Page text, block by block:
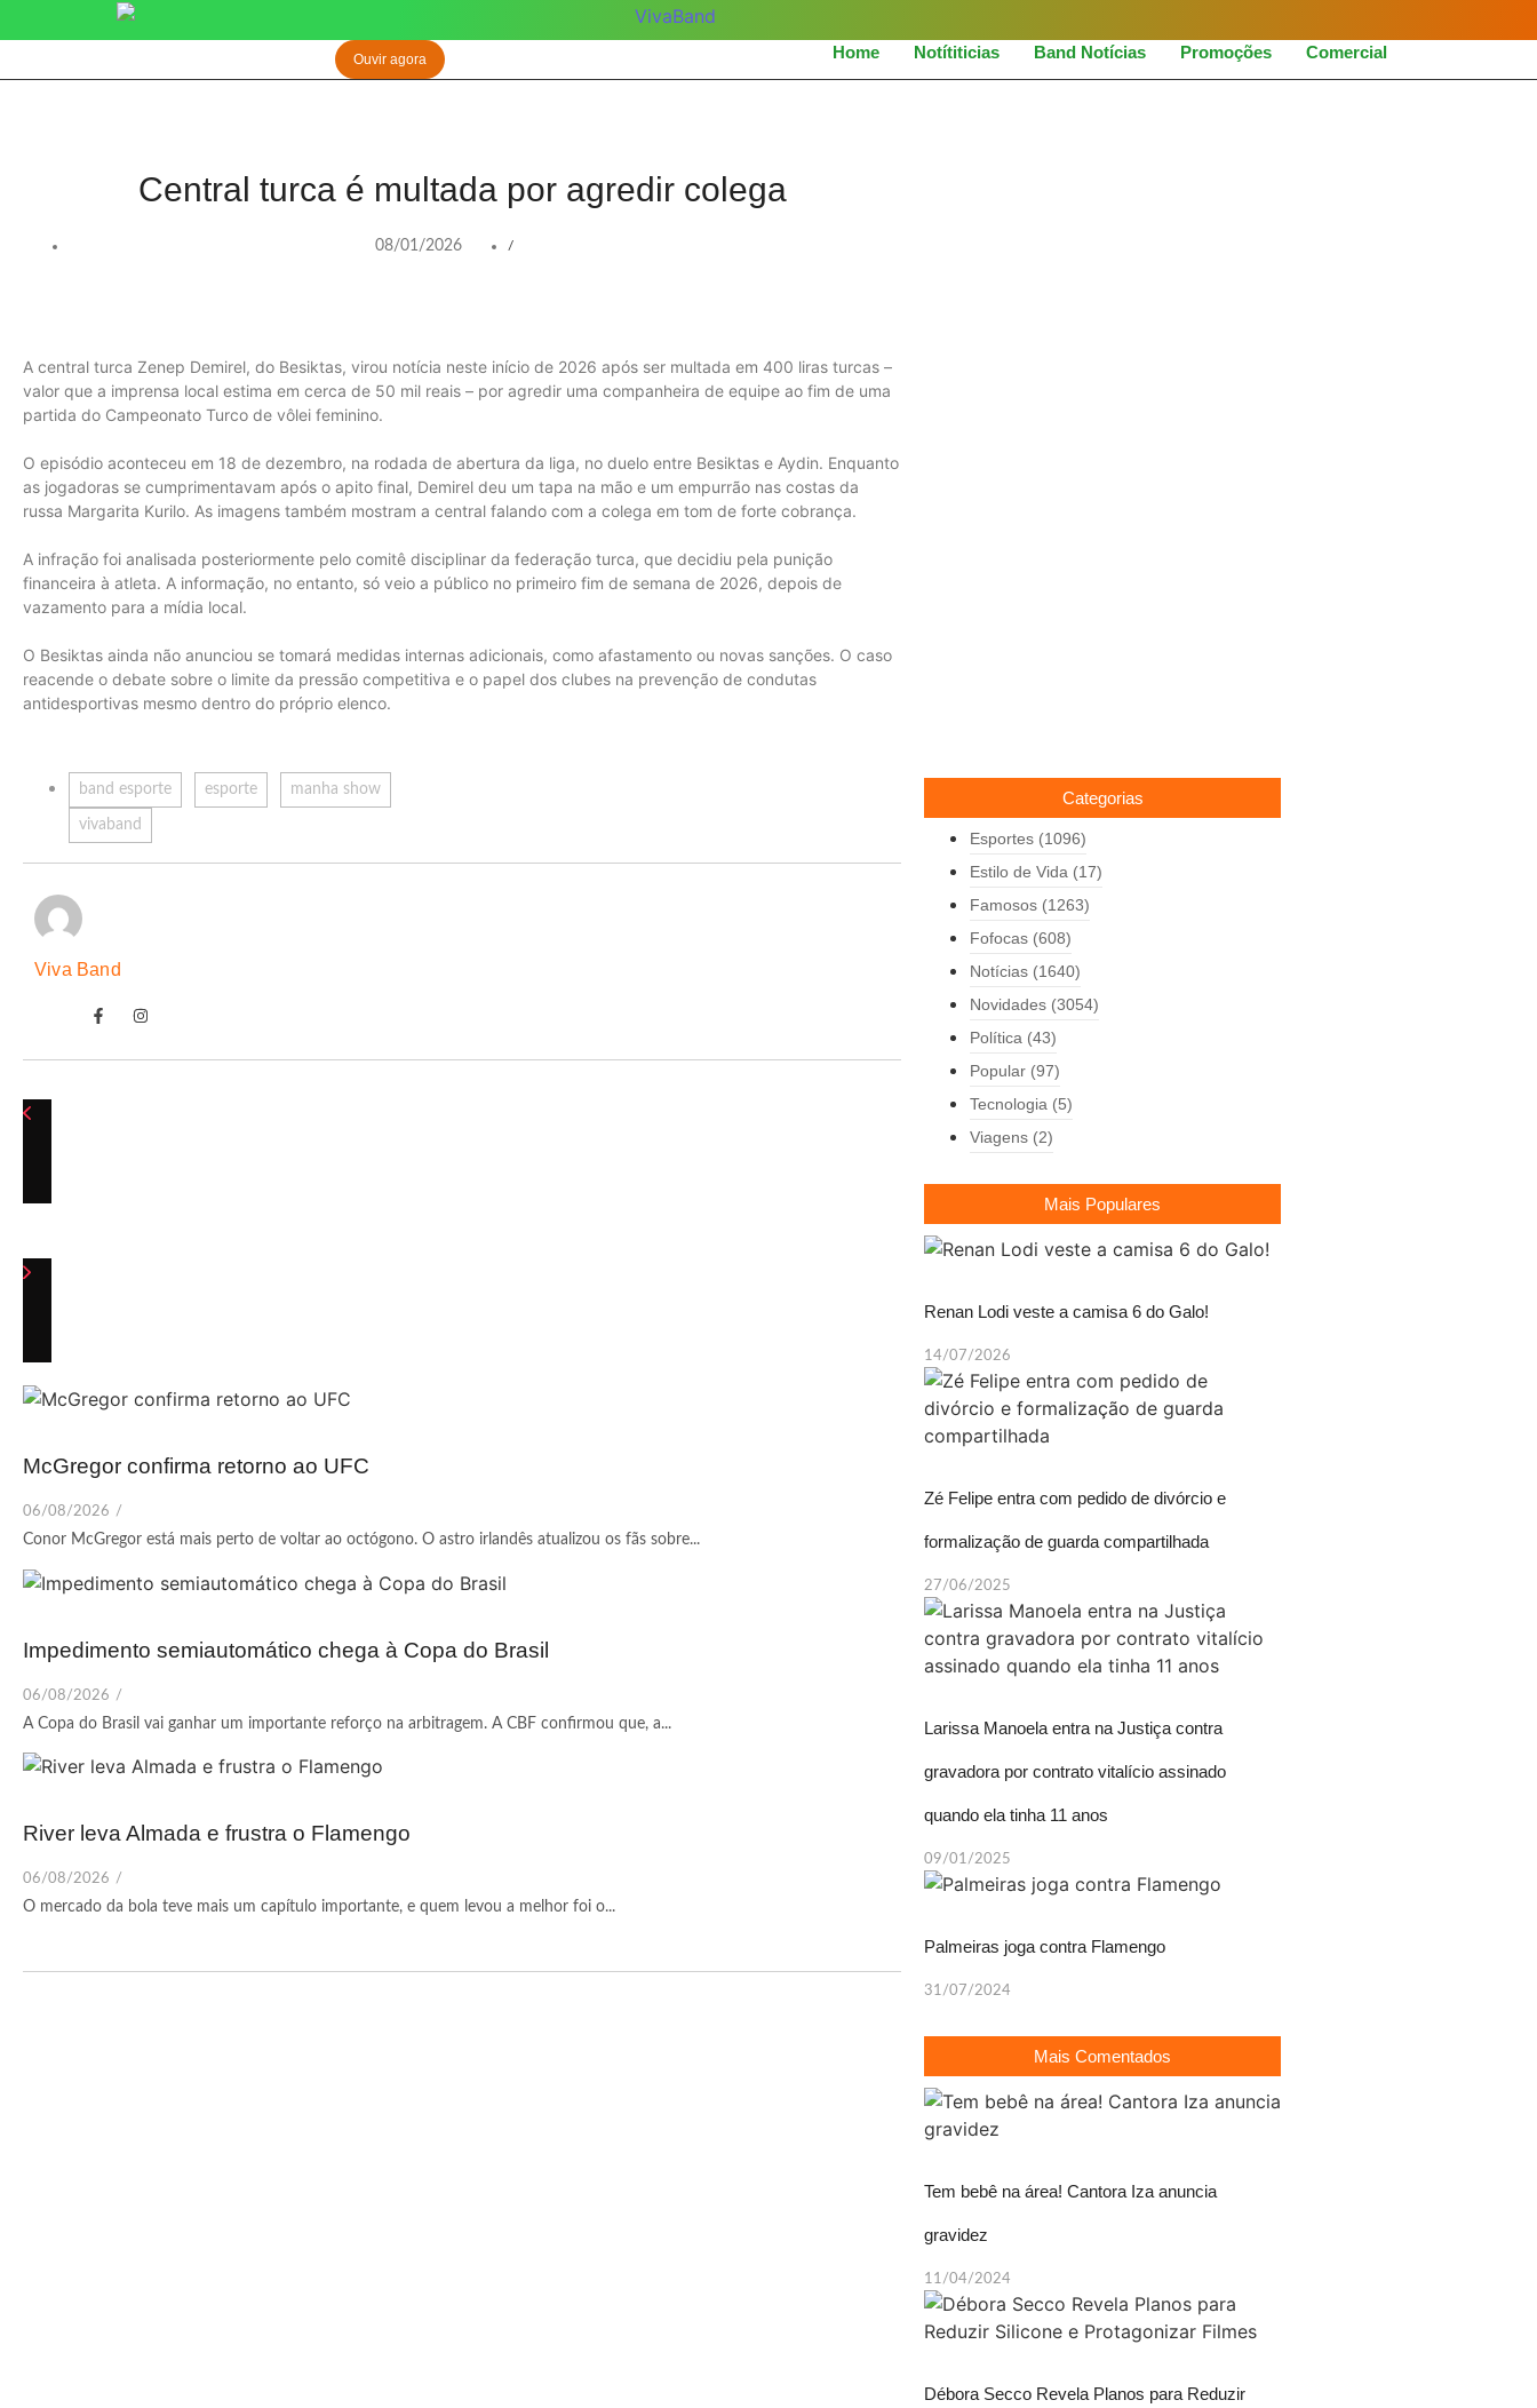
Home Notítiticias Band Notícias Promoções Comercial
Ouvir agora
Central turca é multada por agredir colega
08/01/2026 /
A central turca Zenep Demirel, do Besiktas, virou notícia neste início de 2026 após ser multada em 400 liras turcas –
valor que a imprensa local estima em cerca de 50 mil reais – por agredir uma companheira de equipe ao fim de uma
partida do Campeonato Turco de vôlei feminino.
O episódio aconteceu em 18 de dezembro, na rodada de abertura da liga, no duelo entre Besiktas e Aydin. Enquanto
as jogadoras se cumprimentavam após o apito final, Demirel deu um tapa na mão e um empurrão nas costas da
russa Margarita Kurilo. As imagens também mostram a central falando com a colega em tom de forte cobrança.
A infração foi analisada posteriormente pelo comitê disciplinar da federação turca, que decidiu pela punição
financeira à atleta. A informação, no entanto, só veio a público no primeiro fim de semana de 2026, depois de
vazamento para a mídia local.
O Besiktas ainda não anunciou se tomará medidas internas adicionais, como afastamento ou novas sanções. O caso
reacende o debate sobre o limite da pressão competitiva e o papel dos clubes na prevenção de condutas
antidesportivas mesmo dentro do próprio elenco.
band esporte esporte manha show
vivaband
Viva Band
McGregor confirma retorno ao UFC
06/08/2026 /
Conor McGregor está mais perto de voltar ao octógono. O astro irlandês atualizou os fãs sobre...
Impedimento semiautomático chega à Copa do Brasil
06/08/2026 /
A Copa do Brasil vai ganhar um importante reforço na arbitragem. A CBF confirmou que, a...
River leva Almada e frustra o Flamengo
06/08/2026 /
O mercado da bola teve mais um capítulo importante, e quem levou a melhor foi o...
Mais Populares
Renan Lodi veste a camisa 6 do Galo!
14/07/2026
Zé Felipe entra com pedido de divórcio e
formalização de guarda compartilhada
27/06/2025
Larissa Manoela entra na Justiça contra
gravadora por contrato vitalício assinado
quando ela tinha 11 anos
09/01/2025
Palmeiras joga contra Flamengo
31/07/2024
Mais Comentados
Tem bebê na área! Cantora Iza anuncia
gravidez
11/04/2024
Débora Secco Revela Planos para Reduzir
Categorias
Esportes (1096)
Estilo de Vida (17)
Famosos (1263)
Fofocas (608)
Notícias (1640)
Novidades (3054)
Política (43)
Popular (97)
Tecnologia (5)
Viagens (2)